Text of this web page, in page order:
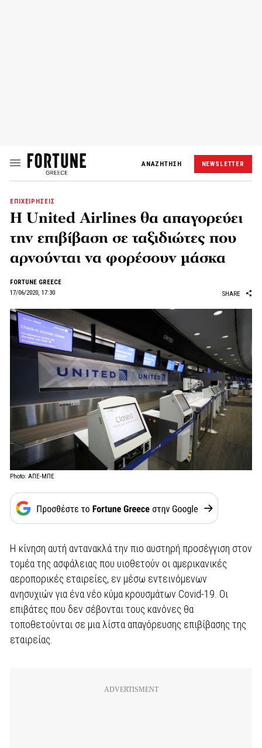
ΑΝΑΖΗΤΗΣΗ NEWSLETTER
ΕΠΙΧΕΙΡΗΣΕΙΣ
Η United Airlines θα απαγορεύει
την επιβίβαση σε ταξιδιώτες που
αρνούνται να φορέσουν μάσκα
FORTUNE GREECE
17/06/2020, 17:30
SHARE
Photo: ΑΠΕ-ΜΠΕ
Η κίνηση αυτή αντανακλά την πιο αυστηρή προσέγγιση στον
τομέα της ασφάλειας που υιοθετούν οι αμερικανικές
αεροπορικές εταιρείες, εν μέσω εντεινόμενων
ανησυχιών για ένα νέο κύμα κρουσμάτων Covid-19. Οι
επιβάτες που δεν σέβονται τους κανόνες θα
τοποθετούνται σε μια λίστα απαγόρευσης επιβίβασης της
εταιρείας.